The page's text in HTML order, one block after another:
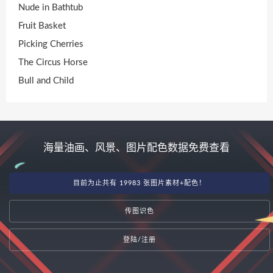
Nude in Bathtub
Fruit Basket
Picking Cherries
The Circus Horse
Bull and Child
海量油画、风景、图片配色数据免费查看
目前为止共有 19983 张图片素材+配色！
传图识色
登陆/注册